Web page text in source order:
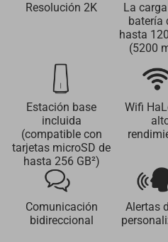
Resolución 2K
La
batería
hasta
(5200
Estación base
incluida
(compatible con
tarjetas microSD de
hasta 256 GB²)
Wifi
Comunicación
bidireccional
Alertas